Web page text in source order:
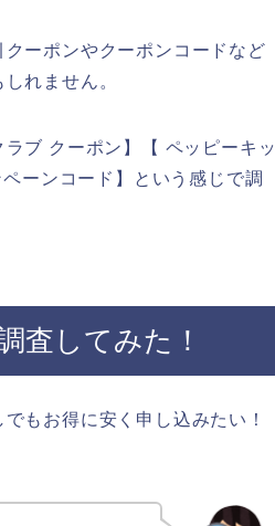
ーポンやクーポンコードなど
れません。
ブ クーポン】【 ペッピーキッ
ーンコード】という感じで調
査してみた！
もお得に安く申し込みたい！